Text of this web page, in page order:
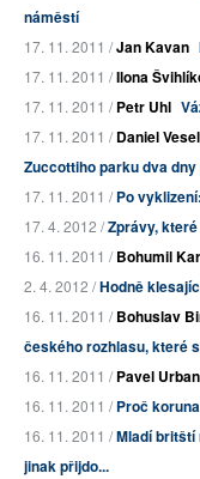
náměstí
17. 11. 2011 /Jan Kavan
17. 11. 2011 /Ilona
17. 11. 2011 /Petr Uhl
17. 11. 2011 /Daniel
Zuccottiho parku dva dny
17. 11. 2011 /Po
17. 4. 2012 /Zprávy,
16. 11. 2011 /Bohumil
2. 4. 2012 /Hodně
16. 11. 2011 /Bohuslav
českého rozhlasu, které
16. 11. 2011 /Pavel Urban
16. 11. 2011 /Proč
16. 11. 2011 /Mladí britští
jinak přijdo...